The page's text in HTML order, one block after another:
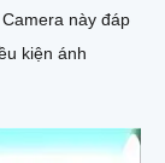
kiện ánh